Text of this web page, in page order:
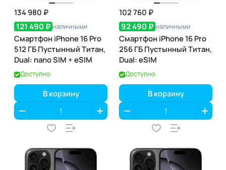
134 980 ₽
121 490 ₽ наличными
Смартфон iPhone 16 Pro
512 ГБ Пустынный Титан,
Dual: nano SIM + eSIM
Доступно
В корзину
102 760 ₽
92 490 ₽ наличными
Смартфон iPhone 16 Pro
256 ГБ Пустынный Титан,
Dual: eSIM
Доступно
В корзину